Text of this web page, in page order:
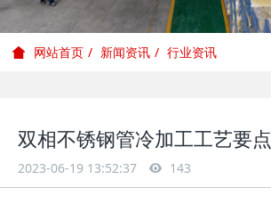
网站首页 新闻资讯 行业资讯
双相不锈钢管冷加工工艺要点
2023-06-19 13:52:37 143